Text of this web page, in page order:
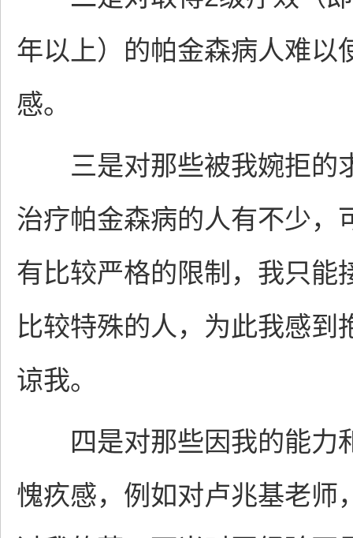
年以上）的帕金森病人难以
感。
三是对那些被我婉拒的
治疗帕金森病的人有不少，
有比较严格的限制，我只能
比较特殊的人，为此我感到
谅我。
四是对那些因我的能力
愧疚感，例如对卢兆基老师